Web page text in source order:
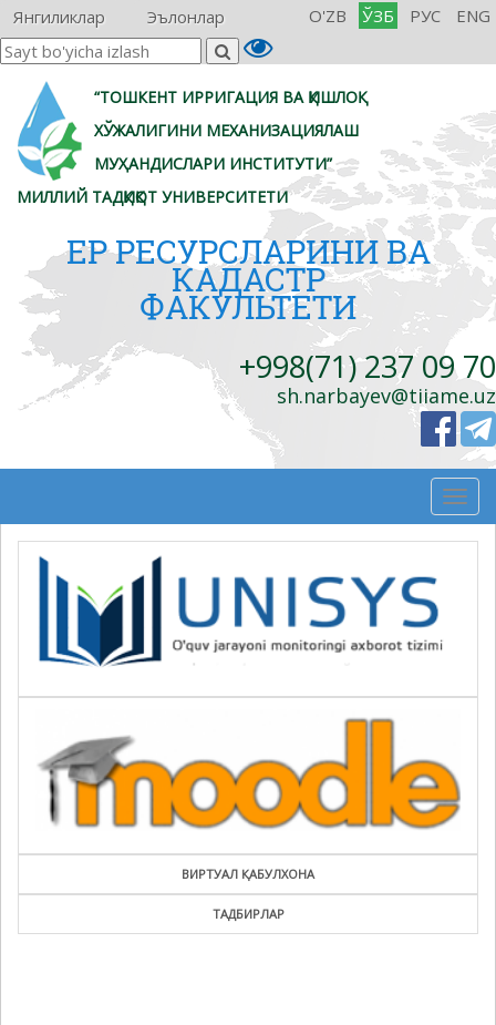
Янгиликлар Эълонлар O'ZB ЎЗБ РУС ENG
“ТОШКЕНТ ИРРИГАЦИЯ ВА ҚИШЛОҚ
ХЎЖАЛИГИНИ МЕХАНИЗАЦИЯЛАШ
МУҲАНДИСЛАРИ ИНСТИТУТИ”
МИЛЛИЙ ТАДҚИҚОТ УНИВЕРСИТЕТИ
ЕР РЕСУРСЛАРИНИ ВА
КАДАСТР
ФАКУЛЬТЕТИ
+998(71) 237 09 70
sh.narbayev@tiiame.uz
ВИРТУАЛ ҚАБУЛХОНА
ТАДБИРЛАР